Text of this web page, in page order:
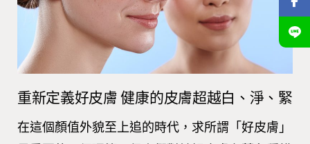
重新定義好皮膚 健康的皮膚超越白、淨、緊
在這個顏值外貌至上追的時代，求所謂「好皮膚」